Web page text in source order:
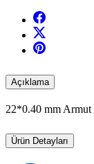
Açıklama
22*0.40 mm Armut
Ürün Detayları